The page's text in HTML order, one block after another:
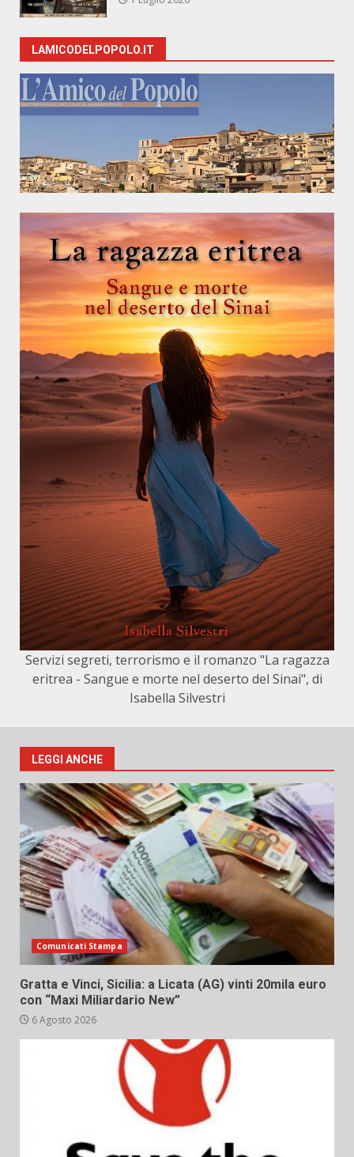
LAMICODELPOPOLO.IT
Servizi segreti, terrorismo e il romanzo "La ragazza
eritrea - Sangue e morte nel deserto del Sinai", di
Isabella Silvestri
LEGGI ANCHE
Comunicati Stampa
Gratta e Vinci, Sicilia: a Licata (AG) vinti 20mila euro
con “Maxi Miliardario New”
6 Agosto 2026